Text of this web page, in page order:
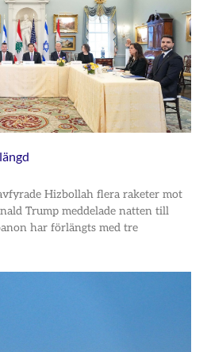
Hizbollah flera raketer mot
Trump meddelade natten till
har förlängts med tre